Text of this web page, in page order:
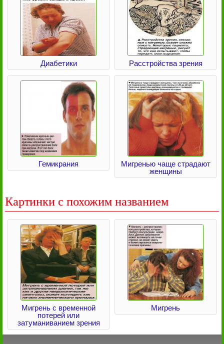
Диабетики Расстройства зрения
Гемикрания
Мигренью чаще страдают
женщины
Картинки с похожим названием
Мигрень с временной
потерей или
затуманиванием зрения
Мигрень